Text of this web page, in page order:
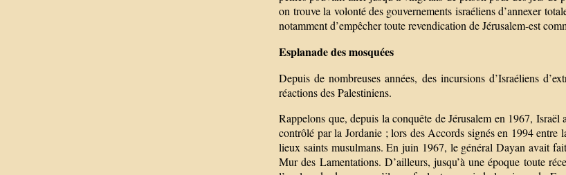
on trouve la volonté des gouvernements israéliens d’annexer
notamment d’empêcher toute revendication de Jérusalem-est
Esplanade des mosquées
Depuis de nombreuses années, des incursions d’Israéliens
réactions des Palestiniens.
Rappelons que, depuis la conquête de Jérusalem en 1967,
contrôlé par la Jordanie ; lors des Accords signés en 1994 entre
lieux saints musulmans. En juin 1967, le général Dayan avait
Mur des Lamentations. D’ailleurs, jusqu’à une époque toute